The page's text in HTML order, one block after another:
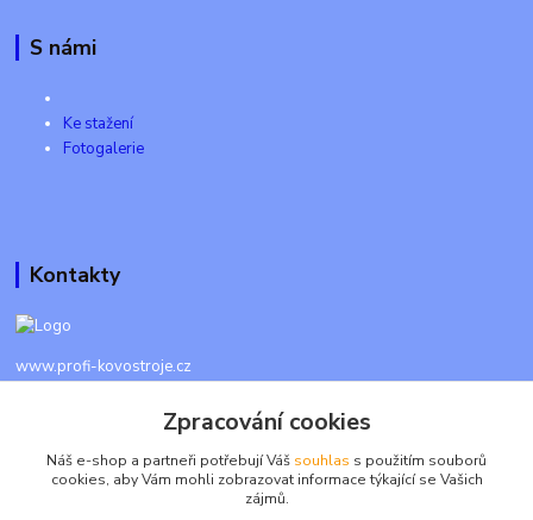
S námi
Ke stažení
Fotogalerie
Kontakty
www.profi-kovostroje.cz
+420 605 017 866
Každý den 8 - 20 hod - SMS kdykoliv
Zpracování cookies
Náš e-shop a partneři potřebují Váš souhlas s použitím souborů
cookies, aby Vám mohli zobrazovat informace týkající se Vašich
zájmů.